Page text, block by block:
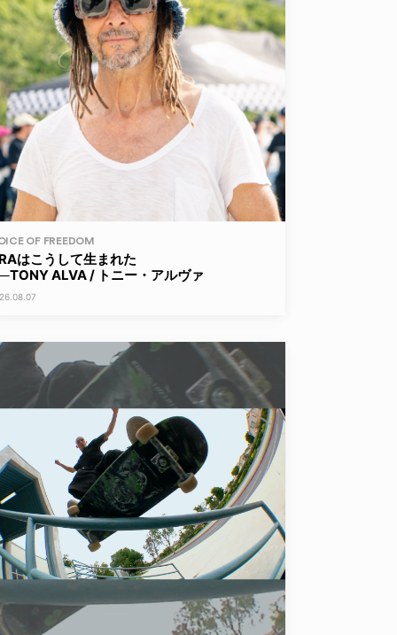
OF FREEDOM
はこうして生まれた
ALVA / トニー・アルヴァ